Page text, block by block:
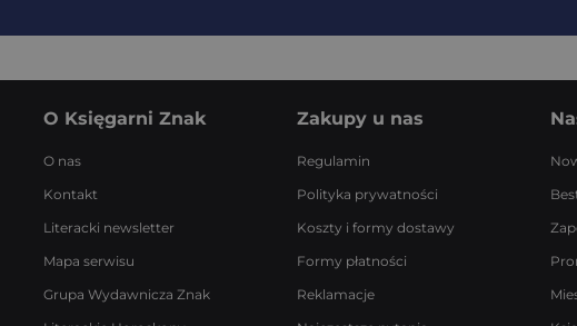
O Księgarni Znak
O nas
Kontakt
Literacki newsletter
Mapa serwisu
Grupa Wydawnicza Znak
Zakupy u nas
Regulamin
Polityka prywatności
Koszty i formy dostawy
Formy płatności
Reklamacje